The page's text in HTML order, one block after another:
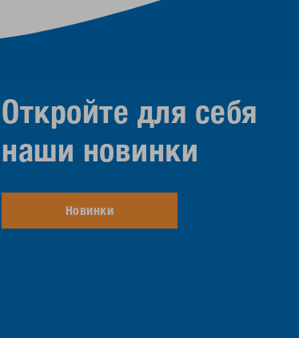
Откройте для себя
наши новинки
Новинки